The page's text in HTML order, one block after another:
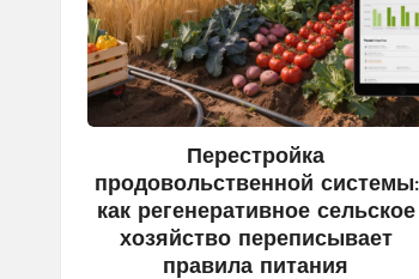
Перестройка
продовольственной системы:
как регенеративное сельское
хозяйство переписывает
правила питания